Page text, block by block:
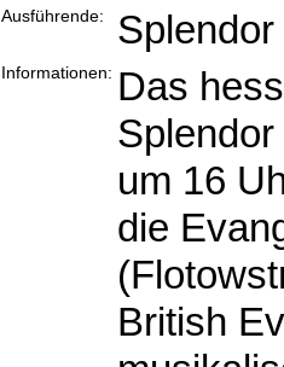
Ausführende:
Informationen: Das
um 16
die
British